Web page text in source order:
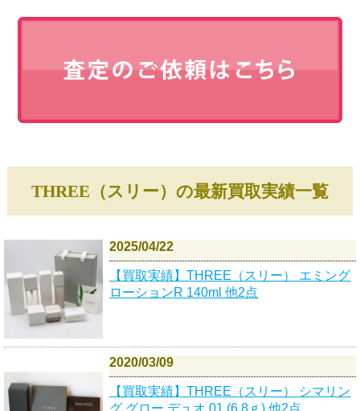
THREE（スリー）の最新買取実績一覧
2025/04/22
【買取実績】THREE（スリー） エミング
ローションR 140ml 他2点
2020/03/09
【買取実績】THREE（スリー） シマリン
グ グロー デュオ 01 (6.8ｇ) 他2点